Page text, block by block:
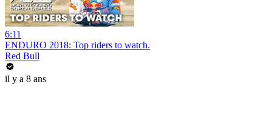
6:11
ENDURO 2018: Top riders to watch.
Red Bull
il y a 8 ans